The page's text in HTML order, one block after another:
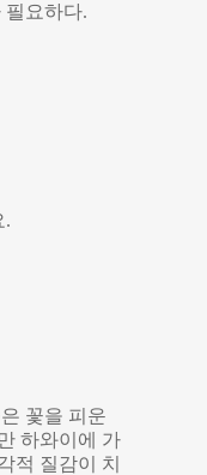
.
꽃을 피운
하와이에 가
적 질감이 치
필요하다.